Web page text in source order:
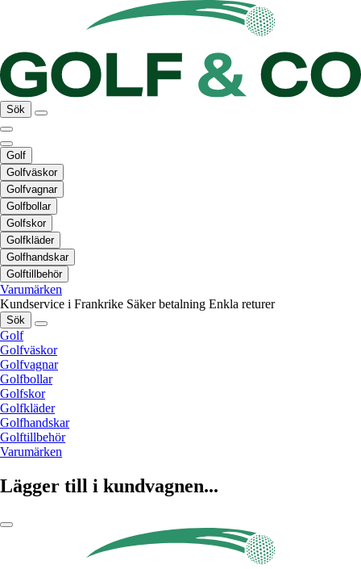
Sök
Golf
Golfväskor
Golfvagnar
Golfbollar
Golfskor
Golfkläder
Golfhandskar
Golftillbehör
Varumärken
Kundservice i Frankrike Säker betalning Enkla returer
Sök
Golf
Golfväskor
Golfvagnar
Golfbollar
Golfskor
Golfkläder
Golfhandskar
Golftillbehör
Varumärken
Lägger till i kundvagnen...